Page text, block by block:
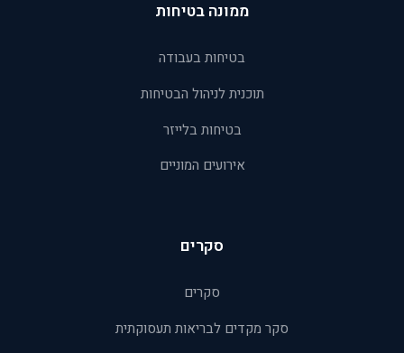
ממונה בטיחות
בטיחות בעבודה
תוכנית לניהול הבטיחות
בטיחות בלייזר
אירועים המוניים
סקרים
סקרים
סקר מקדים לבריאות תעסוקתית